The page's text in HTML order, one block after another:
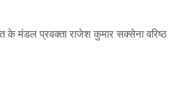
के मंडल प्रवक्ता राजेश कुमार सक्सेना वरिष्ठ